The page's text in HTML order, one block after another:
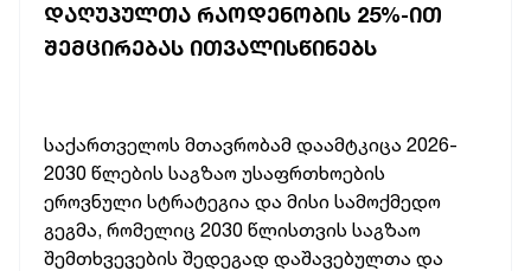
ᲓᲐᲦᲣᲞᲣᲚᲗᲐ ᲠᲐᲝᲓᲔᲜᲝᲑᲘᲡ 25%-ᲘᲗ
ᲨᲔᲛᲪᲘᲠᲔᲑᲐᲡ ᲘᲗᲕᲐᲚᲘᲡᲬᲘᲜᲔᲑᲡ
საქართველოს მთავრობამ დაამტკიცა 2026-
2030 წლების საგზაო უსაფრთხოების
ეროვნული სტრატეგია და მისი სამოქმედო
გეგმა, რომელიც 2030 წლისთვის საგზაო
შემთხვევების შედეგად დაშავებულთა და